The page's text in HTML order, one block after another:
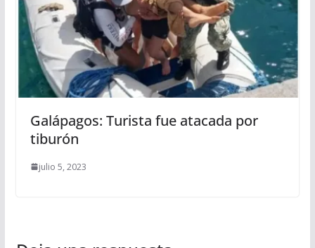
Galápagos: Turista fue atacada por
tiburón
julio 5, 2023